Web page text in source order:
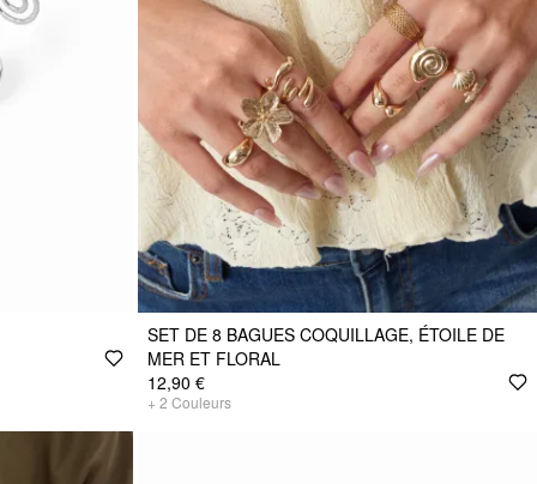
SET DE 8 BAGUES COQUILLAGE, ÉTOILE DE
MER ET FLORAL
12,90 €
+ 2 Couleurs